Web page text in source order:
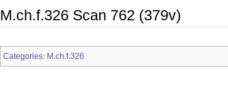
M.ch.f.326 Scan 762 (379v)
Categories: M.ch.f.326